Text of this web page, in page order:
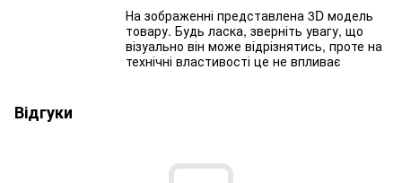
На зображенні представлена 3D модель
товару. Будь ласка, зверніть увагу, що
візуально він може відрізнятись, проте на
технічні властивості це не впливає
Відгуки